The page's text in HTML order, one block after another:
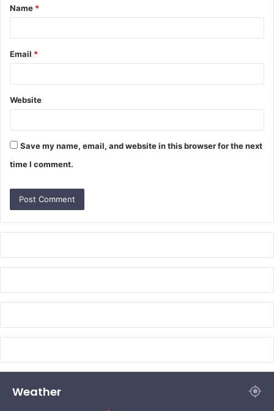
*
Name *
Email *
Website
Save my name, email, and website in this browser for the next
time I comment.
Weather